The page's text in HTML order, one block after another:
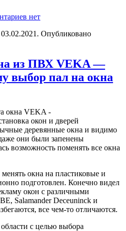
нет
03.02.2021. Опубликовано
из ПВХ VEKA —
выбор пал на окна
деревянные окна и видимо
они были запенены
возможность поменять все окна
окна на пластиковые и
подготовлен. Конечно видел
окон с различными
Salamander Deceuninck и
все чем-то отличаются.
с целью выбора